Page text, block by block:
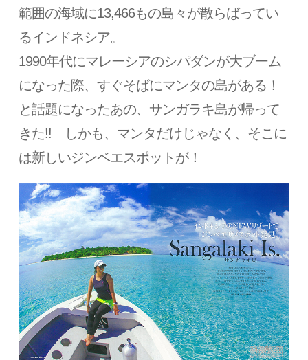
範囲の海域に13,466もの島々が散らばってい
るインドネシア。
1990年代にマレーシアのシパダンが大ブーム
になった際、すぐそばにマンタの島がある！
と話題になったあの、サンガラキ島が帰って
きた!! しかも、マンタだけじゃなく、そこに
は新しいジンベエスポットが！